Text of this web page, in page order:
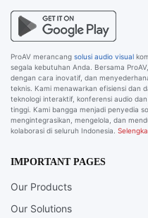
ProAV merancang solusi audio visual
segala kebutuhan Anda. Bersama
dengan cara inovatif, dan
teknis. Kami menawarkan efisiensi dan
teknologi interaktif, konferensi audio
tinggi. Kami bangga menjadi penyedia
mengintegrasikan, mengelola, dan
kolaborasi di seluruh Indonesia.
IMPORTANT PAGES
Our Products
Our Solutions